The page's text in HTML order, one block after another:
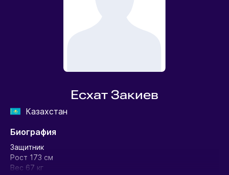
Есхат Закиев
Казахстан
Биография
Защитник
Рост 173 см
Вес 67 кг